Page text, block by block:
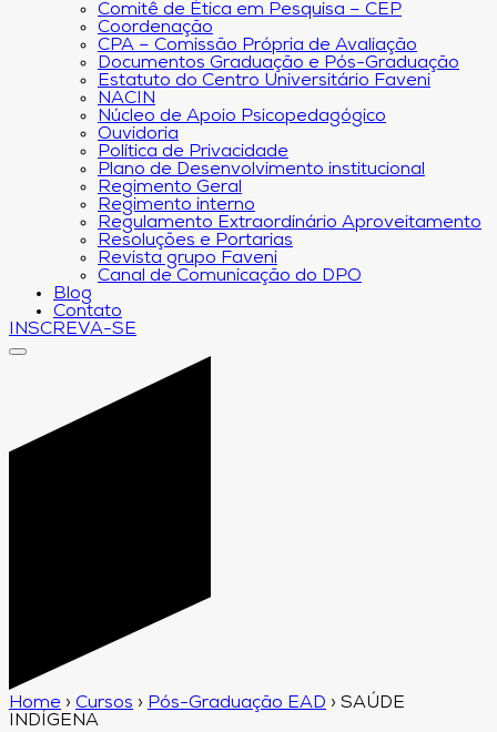
Comitê de Ética em Pesquisa – CEP
Coordenação
CPA – Comissão Própria de Avaliação
Documentos Graduação e Pós-Graduação
Estatuto do Centro Universitário Faveni
NACIN
Núcleo de Apoio Psicopedagógico
Ouvidoria
Política de Privacidade
Plano de Desenvolvimento institucional
Regimento Geral
Regimento interno
Regulamento Extraordinário Aproveitamento
Resoluções e Portarias
Revista grupo Faveni
Canal de Comunicação do DPO
Blog
Contato
INSCREVA-SE
Home › Cursos › Pós-Graduação EAD › SAÚDE
INDÍGENA